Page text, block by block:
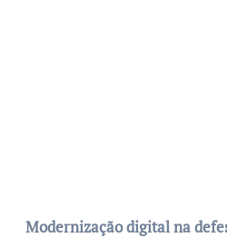
Modernização digital na